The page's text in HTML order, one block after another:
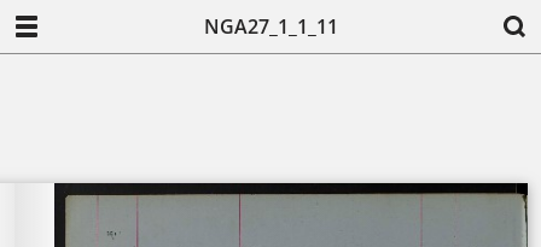
NGA27_1_1_11